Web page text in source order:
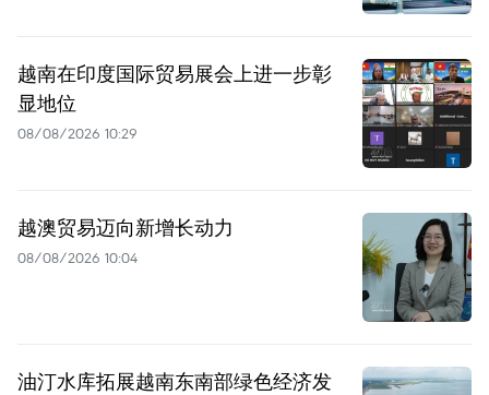
越南在印度国际贸易展会上进一步彰
显地位
08/08/2026 10:29
越澳贸易迈向新增长动力
08/08/2026 10:04
油汀水库拓展越南东南部绿色经济发